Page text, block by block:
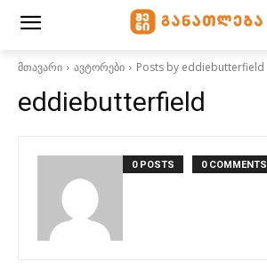
მთავარი ავტორები Posts by eddiebutterfield
eddiebutterfield
0 POSTS 0 COMMENTS